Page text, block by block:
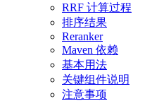
RRF 计算过程
排序结果
Reranker
Maven 依赖
基本用法
关键组件说明
注意事项